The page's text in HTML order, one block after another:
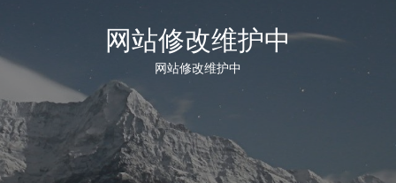
网站修改维护中
网站修改维护中